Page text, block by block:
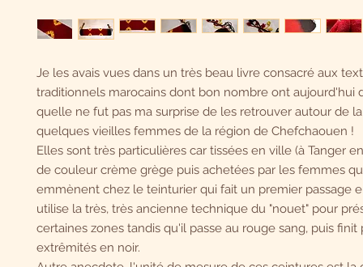
Je les avais vues dans un très beau livre consacré aux
traditionnels marocains dont bon nombre ont aujourd'hui
quelle ne fut pas ma surprise de les retrouver autour de
quelques vieilles femmes de la région de Chefchaouen !
Elles sont très particulières car tissées en ville (à Tanger
de couleur crème grège puis achetées par les femmes
emmènent chez le teinturier qui fait un premier passage
utilise la très, très ancienne technique du "nouet" pour
certaines zones tandis qu'il passe au rouge sang, puis finit
extrêmités en noir.